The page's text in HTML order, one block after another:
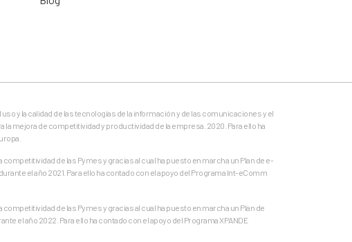
y la calidad de las tecnologías de la información y de las comunicaciones y el
mejora de competitividad y productividad de la empresa. 2020. Para ello ha
de las Pymes y gracias al cual ha puesto en marcha un Plan de e-
el año 2021. Para ello ha contado con el apoyo del Programa Int-eComm
de las Pymes y gracias al cual ha puesto en marcha un Plan de
el año 2022. Para ello ha contado con el apoyo del Programa XPANDE